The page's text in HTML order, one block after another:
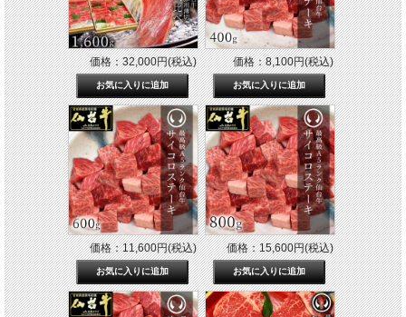
価格：32,000円(税込) 価格：8,100円(税込)
価格：11,600円(税込) 価格：15,600円(税込)